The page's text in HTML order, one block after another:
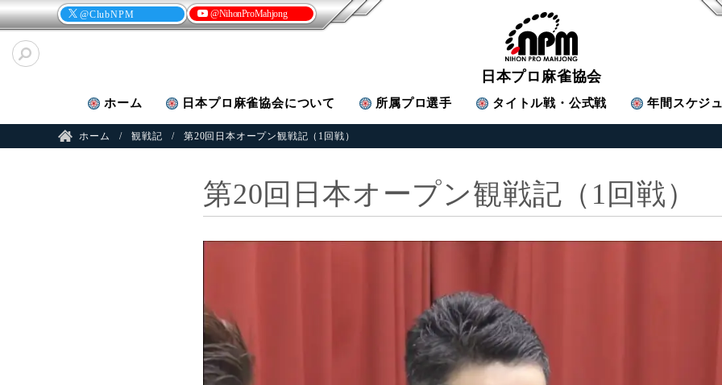
@ClubNPM @NihonProMahjong
日本プロ麻雀協会
ホーム 日本プロ麻雀協会について 所属プロ選手 タイトル戦・公式戦 年間スケジ
ホーム 観戦記 第20回日本オープン観戦記（1回戦）
第20回日本オープン観戦記（1回戦）